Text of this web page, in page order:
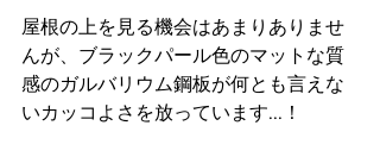
屋根の上を見る機会はあまりありませ
んが、ブラックパール色のマットな質
感のガルバリウム鋼板が何とも言えな
いカッコよさを放っています...！